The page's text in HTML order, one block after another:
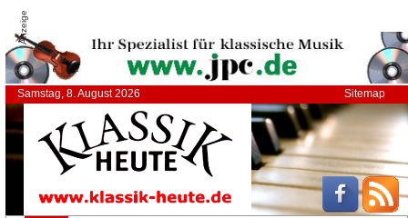
Anzeige
Samstag, 8. August 2026 Sitemap